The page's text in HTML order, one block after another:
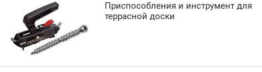
Приспособления и инструмент для
террасной доски